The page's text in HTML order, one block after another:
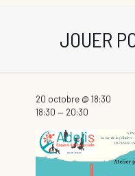
JOUER
20 octobre @ 18:30
18:30 — 20:30